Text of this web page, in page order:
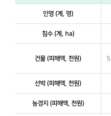
인명 (계, 명)
침수 (계, ha)
건물 (피해액, 천원)
선박 (피해액, 천원)
농경지 (피해액, 천원)